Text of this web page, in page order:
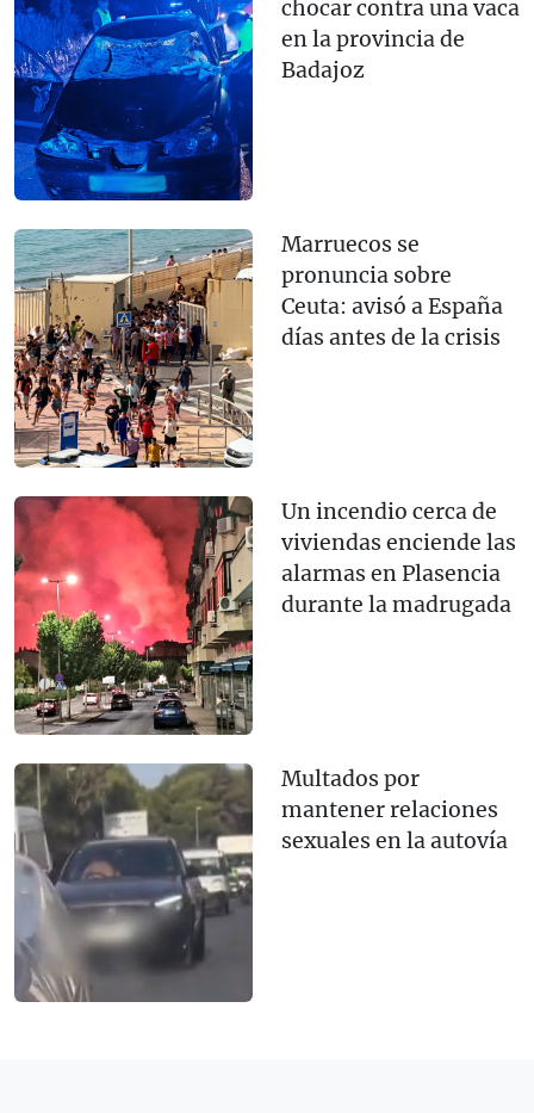
chocar contra una vaca
en la provincia de
Badajoz
Marruecos se
pronuncia sobre
Ceuta: avisó a España
días antes de la crisis
Un incendio cerca de
viviendas enciende las
alarmas en Plasencia
durante la madrugada
Multados por
mantener relaciones
sexuales en la autovía